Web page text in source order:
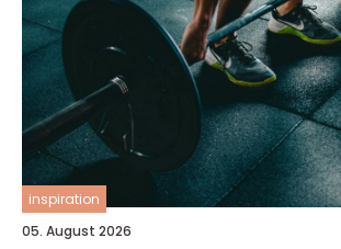
inspiration
05. August 2026